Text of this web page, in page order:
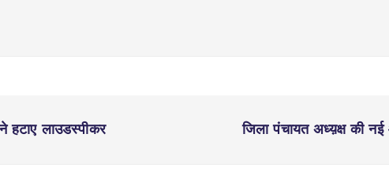
हटाए लाउडस्पीकर जिला पंचायत अध्य़क्ष की